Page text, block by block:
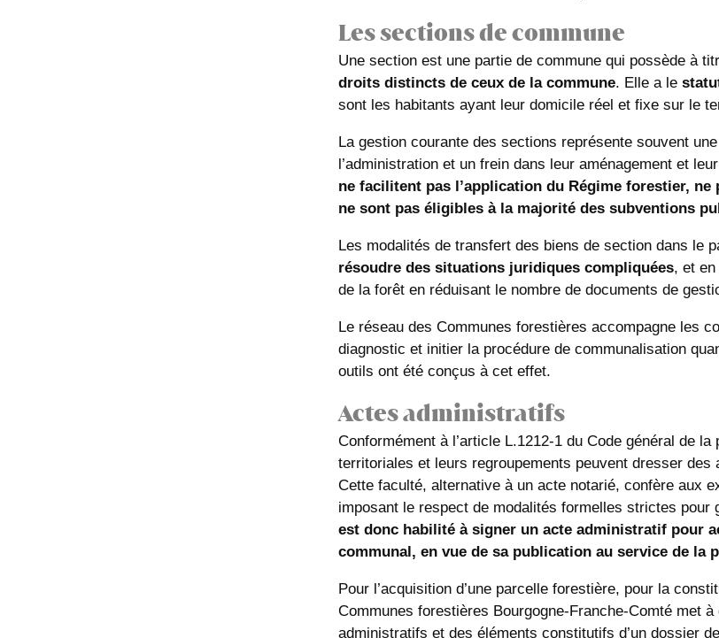
Les sections de commune
Une section est une partie de commune qui possède à
droits distincts de ceux de la commune. Elle a le
sont les habitants ayant leur domicile réel et fixe sur le
La gestion courante des sections représente souvent
l’administration et un frein dans leur aménagement et
ne facilitent pas l’application du Régime forestier,
ne sont pas éligibles à la majorité des subventions
Les modalités de transfert des biens de section dans le
résoudre des situations juridiques compliquées, et
de la forêt en réduisant le nombre de documents de
Le réseau des Communes forestières accompagne les
diagnostic et initier la procédure de communalisation
outils ont été conçus à cet effet.
Actes administratifs
Conformément à l’article L.1212-1 du Code général de
territoriales et leurs regroupements peuvent dresser
Cette faculté, alternative à un acte notarié, confère aux
imposant le respect de modalités formelles strictes pour
est donc habilité à signer un acte administratif pour
communal, en vue de sa publication au service de la
Pour l’acquisition d’une parcelle forestière, pour la
Communes forestières Bourgogne-Franche-Comté met
administratifs et des éléments constitutifs d’un dossier